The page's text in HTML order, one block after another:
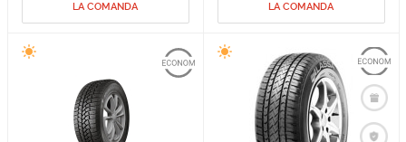
LA COMANDA LA COMANDA